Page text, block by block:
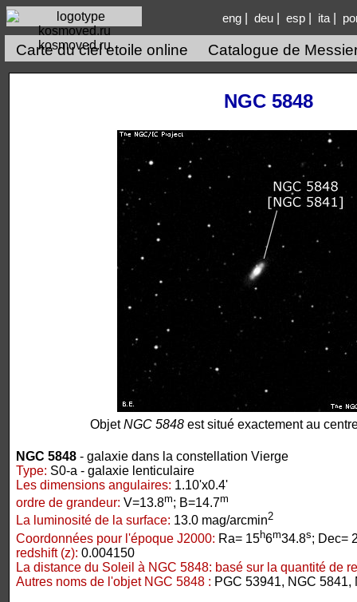
kosmoved.ru
eng| deu| esp| ita|
Carte du ciel etoile online Catalogue de
NGC 5848
ObjetNGC 5848 est situé exactement au
NGC 5848 - galaxie dans la constellation Vierge
Type: S0-a - galaxie lenticulaire
Les dimensions angulaires: 1.10'x0.4'
ordre de grandeur: V=13.8m; B=14.7m
La luminosité de la surface: 13.0 mag/arcmin2
Coordonnées pour l'époque J2000: Ra= 15h6m34.8s; Dec=
redshift (z): 0.004150
La distance du Soleil à NGC 5848: basé sur la quantité de
Autres noms de l'objet NGC 5848 : PGC 53941, NGC 5841,